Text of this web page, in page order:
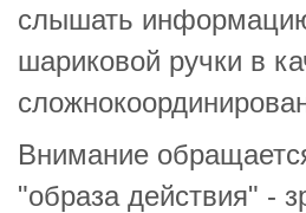
слышать
шариковой ручки в
Внимание
"образа действия" -